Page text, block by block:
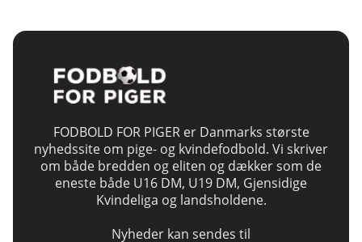
FODBOLD FOR PIGER er Danmarks største
nyhedssite om pige- og kvindefodbold. Vi skriver
om både bredden og eliten og dækker som de
eneste både U16 DM, U19 DM, Gjensidige
Kvindeliga og landsholdene.
Nyheder kan sendes til